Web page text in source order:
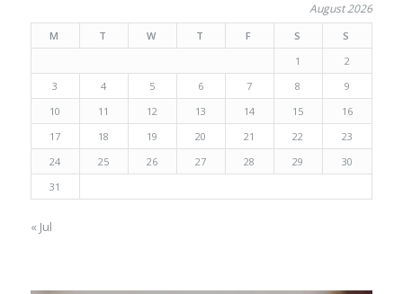
August 2026
M T W T F S
S
1
2
3
4 5 6 7 8
9
10
11 12 13 14 15
16
17
18 19 20 21 22
23
24
25 26 27 28 29
30
31
« Jul